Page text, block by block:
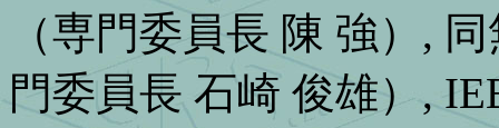
（専門委員長 陳 強）,
門委員長 石崎 俊雄）,